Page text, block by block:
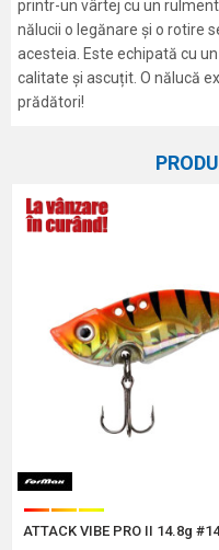
printr-un vârtej cu un
nălucii o legănare și o rotire
acesteia. Este echipată cu
calitate și ascuțit. O nălucă
prădători!
Marca
Email
ATTACK VIBE PRO II 14.8g #14